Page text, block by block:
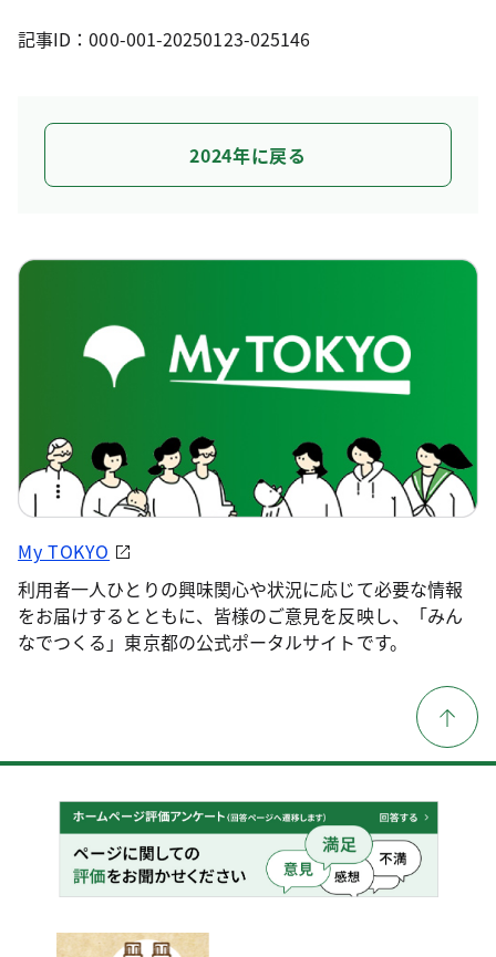
記事ID：000-001-20250123-025146
2024年に戻る
My TOKYO
利用者一人ひとりの興味関心や状況に応じて必要な情報
をお届けするとともに、皆様のご意見を反映し、「みん
なでつくる」東京都の公式ポータルサイトです。